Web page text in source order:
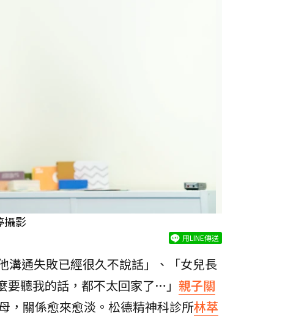
攝影
用LINE傳送
溝通失敗已經很久不說話」、「女兒長
聽我的話，都不太回家了…」 親子關
，關係愈來愈淡。松德精神科診所林萃